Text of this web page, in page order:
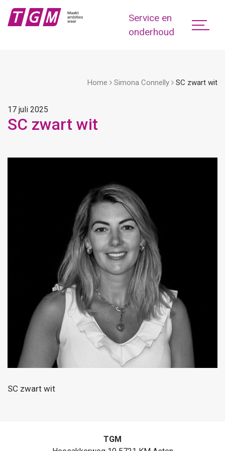
Service en
onderhoud
Home Simona Connelly SC zwart wit
17 juli 2025
SC zwart wit
SC zwart wit
TGM